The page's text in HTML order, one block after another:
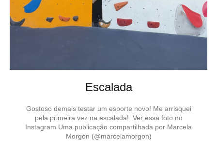
Escalada
Gostoso demais testar um esporte novo! Me arrisquei
pela primeira vez na escalada! Ver essa foto no
Instagram Uma publicação compartilhada por Marcela
Morgon (@marcelamorgon)